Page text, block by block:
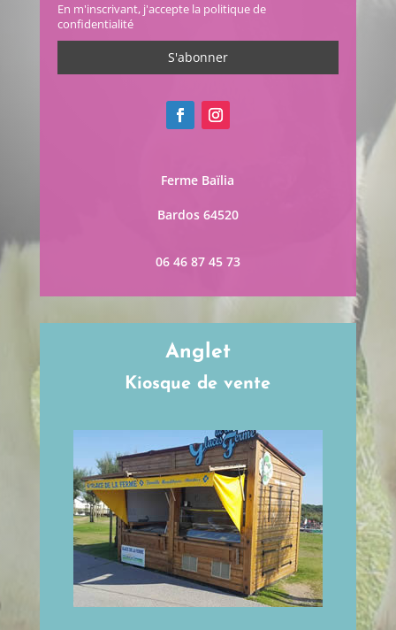
En m'inscrivant, j'accepte la politique de
confidentialité
Ferme Baïlia
Bardos 64520
06 46 87 45 73
Anglet
Kiosque de vente